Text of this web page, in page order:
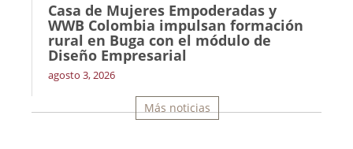
Casa de Mujeres Empoderadas y
WWB Colombia impulsan formación
rural en Buga con el módulo de
Diseño Empresarial
agosto 3, 2026
Más noticias